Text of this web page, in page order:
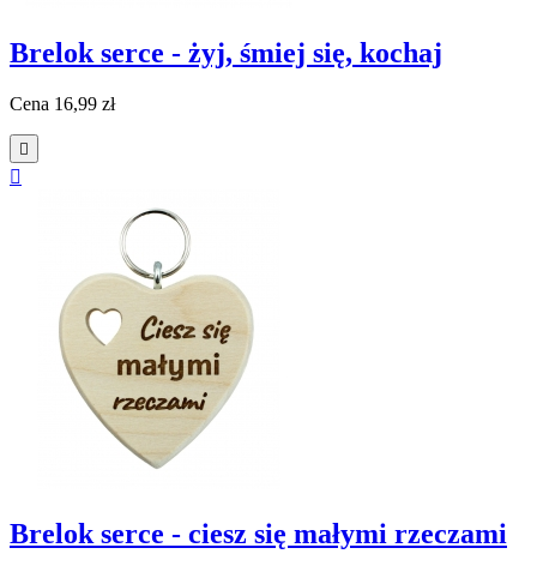
Brelok serce - żyj, śmiej się, kochaj
Cena 16,99 zł


Brelok serce - ciesz się małymi rzeczami